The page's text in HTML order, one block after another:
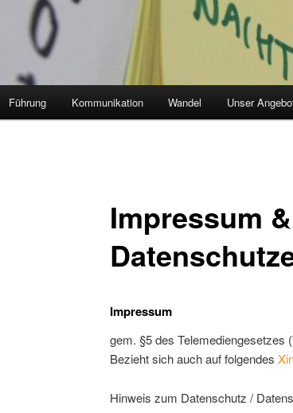
Führung Kommunikation Wandel Unser
Impressum &
Impressum
gem. §5 des Telemediengesetzes
Bezieht sich auch auf folgendes
Hinweis zum Datenschutz /